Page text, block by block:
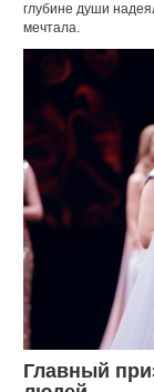
глубине души
мечтала.
Главный